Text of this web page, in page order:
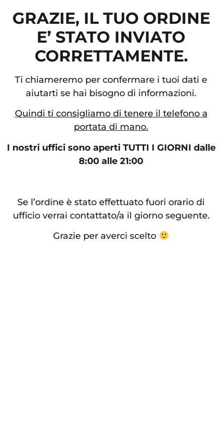
GRAZIE, IL TUO ORDINE
E’ STATO INVIATO
CORRETTAMENTE.
Ti chiameremo per confermare i tuoi dati e
aiutarti se hai bisogno di informazioni.
Quindi ti consigliamo di tenere il telefono a
portata di mano.
I nostri uffici sono aperti TUTTI I GIORNI dalle
8:00 alle 21:00
Se l’ordine è stato effettuato fuori orario di
ufficio verrai contattato/a il giorno seguente.
Grazie per averci scelto